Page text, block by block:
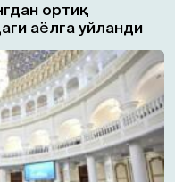
ортиқ
аёлга уйланди